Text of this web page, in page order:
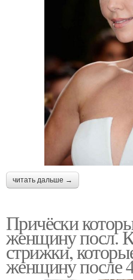
читать дальше →
Причёски
женщину посл.
стрижки,
женщину после